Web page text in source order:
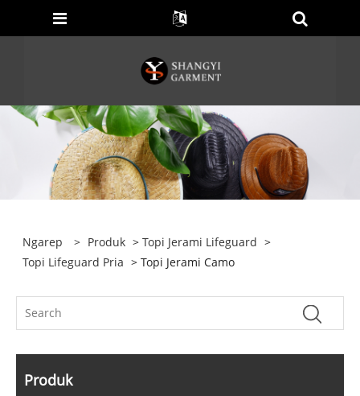
Ngarep > Produk >Topi Jerami Lifeguard >
Topi Lifeguard Pria > Topi Jerami Camo
Produk